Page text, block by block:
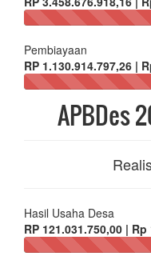
Pembiayaan
RP 1.130.914.797,26 |
APBDes
Hasil Usaha Desa
RP 121.031.750,00 |